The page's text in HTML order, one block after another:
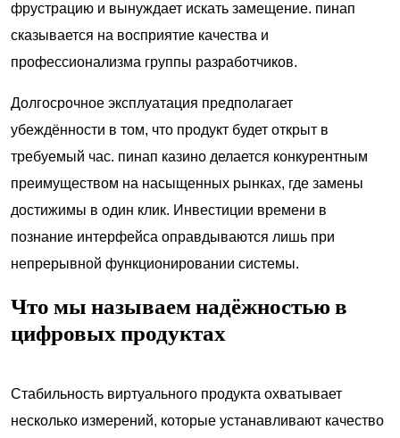
фрустрацию и вынуждает искать замещение. пинап
сказывается на восприятие качества и
профессионализма группы разработчиков.
Долгосрочное эксплуатация предполагает
убеждённости в том, что продукт будет открыт в
требуемый час. пинап казино делается конкурентным
преимуществом на насыщенных рынках, где замены
достижимы в один клик. Инвестиции времени в
познание интерфейса оправдываются лишь при
непрерывной функционировании системы.
Что мы называем надёжностью в
цифровых продуктах
Стабильность виртуального продукта охватывает
несколько измерений, которые устанавливают качество